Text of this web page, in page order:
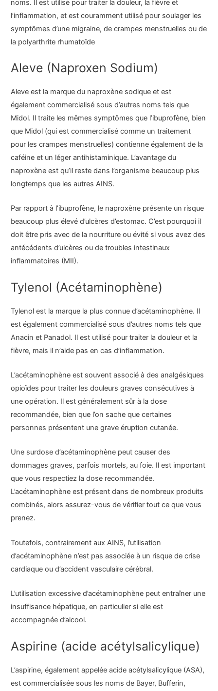
noms. Il est utilisé pour traiter la douleur, la fièvre et
l’inflammation, et est couramment utilisé pour soulager les
symptômes d’une migraine, de crampes menstruelles ou de
la polyarthrite rhumatoïde
Aleve (Naproxen Sodium)
Aleve est la marque du naproxène sodique et est
également commercialisé sous d’autres noms tels que
Midol. Il traite les mêmes symptômes que l’ibuprofène, bien
que Midol (qui est commercialisé comme un traitement
pour les crampes menstruelles) contienne également de la
caféine et un léger antihistaminique. L’avantage du
naproxène est qu’il reste dans l’organisme beaucoup plus
longtemps que les autres AINS.
Par rapport à l’ibuprofène, le naproxène présente un risque
beaucoup plus élevé d’ulcères d’estomac. C’est pourquoi il
doit être pris avec de la nourriture ou évité si vous avez des
antécédents d’ulcères ou de troubles intestinaux
inflammatoires (MII).
Tylenol (Acétaminophène)
Tylenol est la marque la plus connue d’acétaminophène. Il
est également commercialisé sous d’autres noms tels que
Anacin et Panadol. Il est utilisé pour traiter la douleur et la
fièvre, mais il n’aide pas en cas d’inflammation.
L’acétaminophène est souvent associé à des analgésiques
opioïdes pour traiter les douleurs graves consécutives à
une opération. Il est généralement sûr à la dose
recommandée, bien que l’on sache que certaines
personnes présentent une grave éruption cutanée.
Une surdose d’acétaminophène peut causer des
dommages graves, parfois mortels, au foie. Il est important
que vous respectiez la dose recommandée.
L’acétaminophène est présent dans de nombreux produits
combinés, alors assurez-vous de vérifier tout ce que vous
prenez.
Toutefois, contrairement aux AINS, l’utilisation
d’acétaminophène n’est pas associée à un risque de crise
cardiaque ou d’accident vasculaire cérébral.
L’utilisation excessive d’acétaminophène peut entraîner une
insuffisance hépatique, en particulier si elle est
accompagnée d’alcool.
Aspirine (acide acétylsalicylique)
L’aspirine, également appelée acide acétylsalicylique (ASA),
est commercialisée sous les noms de Bayer, Bufferin,